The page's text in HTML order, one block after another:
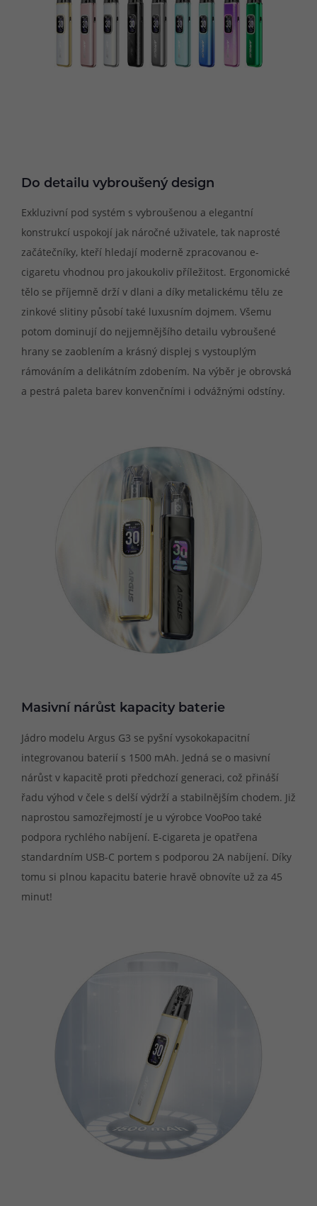
Do detailu vybroušený design
Exkluzivní pod systém s vybroušenou a elegantní
konstrukcí uspokojí jak náročné uživatele, tak naprosté
začátečníky, kteří hledají moderně zpracovanou e-
cigaretu vhodnou pro jakoukoliv příležitost. Ergonomické
tělo se příjemně drží v dlani a díky metalickému tělu ze
zinkové slitiny působí také luxusním dojmem. Všemu
potom dominují do nejjemnějšího detailu vybroušené
hrany se zaoblením a krásný displej s vystouplým
rámováním a delikátním zdobením. Na výběr je obrovská
a pestrá paleta barev konvenčními i odvážnými odstíny.
Masivní nárůst kapacity baterie
Jádro modelu Argus G3 se pyšní vysokokapacitní
integrovanou baterií s 1500 mAh. Jedná se o masivní
nárůst v kapacitě proti předchozí generaci, což přináší
řadu výhod v čele s delší výdrží a stabilnějším chodem. Již
naprostou samozřejmostí je u výrobce VooPoo také
podpora rychlého nabíjení. E-cigareta je opatřena
standardním USB-C portem s podporou 2A nabíjení. Díky
tomu si plnou kapacitu baterie hravě obnovíte už za 45
minut!